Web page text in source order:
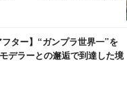
フター】“ガンプラ世界一”を
デラーとの邂逅で到達した境